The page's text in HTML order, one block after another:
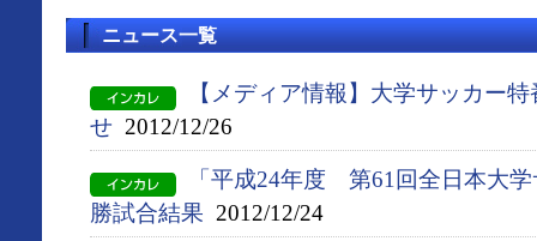
ニュース一覧
【メディア情報】大学サッカー
せ 2012/12/26
「平成24年度 第61回全日本大
勝試合結果 2012/12/24